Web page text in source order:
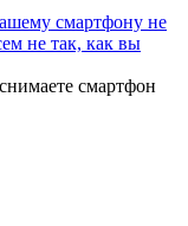
смартфону не
не так, как вы
смартфон